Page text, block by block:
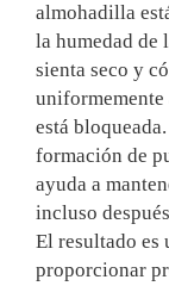
almohadilla
la humedad de
sienta seco y
uniformemente
está
formación de
ayuda a
incluso
El resultado es
proporcionar